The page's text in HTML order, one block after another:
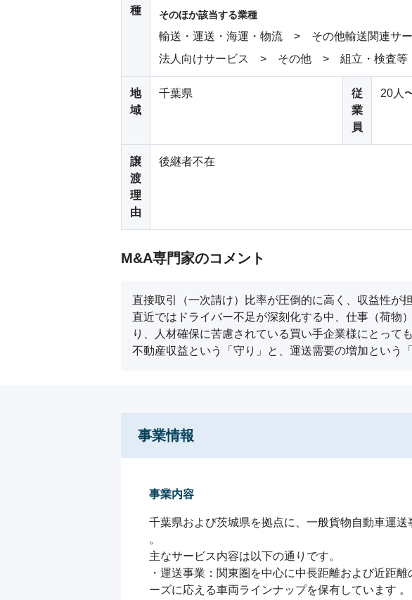
種
そのほか該当する業種
輸送・運送・海運・物流 > その他輸送関連
法人向けサービス > その他 > 組立・検査等
地
域
千葉県
従
業
員
20人
譲
渡
理
由
後継者不在
M&A専門家のコメント
直接取引（一次請け）比率が圧倒的に高く、収益性が
直近ではドライバー不足が深刻化する中、仕事（荷物
り、人材確保に苦慮されている買い手企業様にとって
不動産収益という「守り」と、運送需要の増加という
事業情報
事業内容
千葉県および茨城県を拠点に、一般貨物自動車運
。
主なサービス内容は以下の通りです。
・運送事業：関東圏を中心に中長距離および近距
ーズに応える車両ラインナップを保有しています 。